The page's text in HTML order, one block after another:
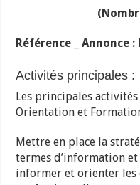
Référence _ Annonce :
Activités principales :
Les principales
Orientation et
Mettre en place la
termes d’information
informer et orienter